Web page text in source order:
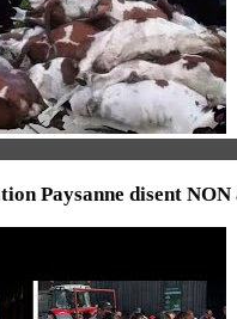
Paysanne disent NON